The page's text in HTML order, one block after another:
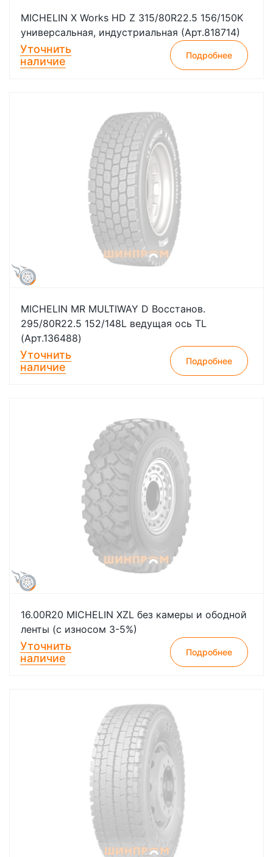
MICHELIN X Works HD Z 315/80R22.5 156/150K
универсальная, индустриальная (Арт.818714)
Уточнить
наличие
Подробнее
MICHELIN MR MULTIWAY D Восстанов.
295/80R22.5 152/148L ведущая ось TL
(Арт.136488)
Уточнить
наличие
Подробнее
16.00R20 MICHELIN XZL без камеры и ободной
ленты (с износом 3-5%)
Уточнить
наличие
Подробнее